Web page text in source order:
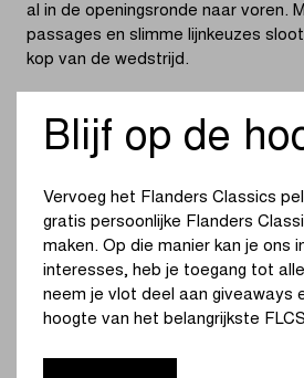
al in de openingsronde naar voren.
passages en slimme lijnkeuzes
kop van de wedstrijd.
versnelling hoger. Met een hoog
techniek reed hij zijn concurrenten
dominantie; ronde na ronde groeide
kon niet anders dan bewonderend
zijn klasse etaleerde.
Achter de Belg bleef de strijd om
Wyseure en Verstrynge,
Blijf op de
Vervoeg het Flanders Classics
gratis persoonlijke Flanders
maken. Op die manier kan je ons
interesses, heb je toegang tot
neem je vlot deel aan giveaways
hoogte van het belangrijkste